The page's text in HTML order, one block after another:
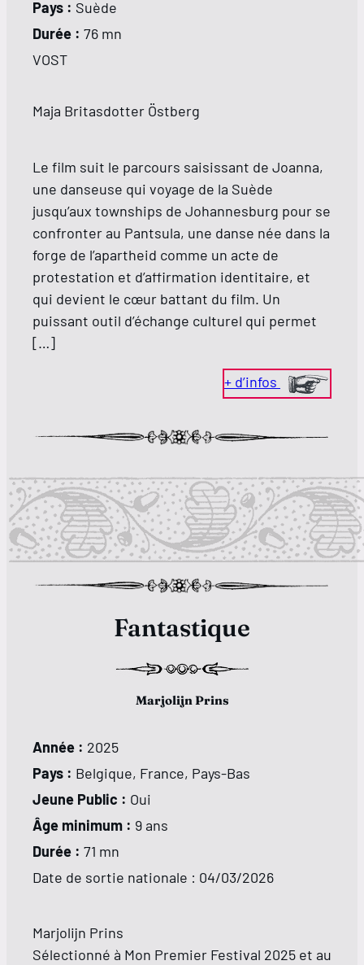
Pays : Suède
Durée : 76 mn
VOST
Maja Britasdotter Östberg
Le film suit le parcours saisissant de Joanna,
une danseuse qui voyage de la Suède
jusqu’aux townships de Johannesburg pour se
confronter au Pantsula, une danse née dans la
forge de l’apartheid comme un acte de
protestation et d’affirmation identitaire, et
qui devient le cœur battant du film. Un
puissant outil d’échange culturel qui permet
[…]
+ d’infos
Fantastique
Marjolijn Prins
Année : 2025
Pays : Belgique, France, Pays-Bas
Jeune Public : Oui
Âge minimum : 9 ans
Durée : 71 mn
Date de sortie nationale : 04/03/2026
Marjolijn Prins
Sélectionné à Mon Premier Festival 2025 et au